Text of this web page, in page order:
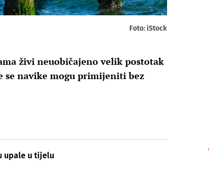
Foto: iStock
živi neuobičajeno velik postotak
se navike mogu primijeniti bez
upale u tijelu